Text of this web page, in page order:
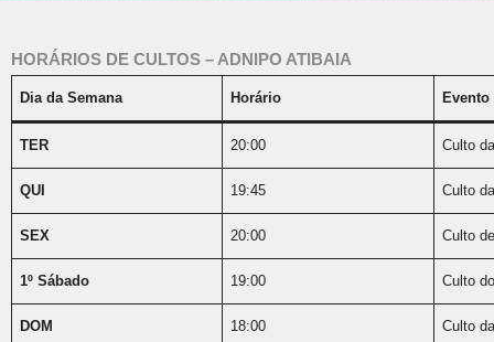
HORÁRIOS DE CULTOS – ADNIPO ATIBAIA
Dia da Semana Horário
TER 20:00 Culto
QUI 19:45 Culto
SEX 20:00 Culto
1º Sábado 19:00 Culto
DOM 18:00 Culto